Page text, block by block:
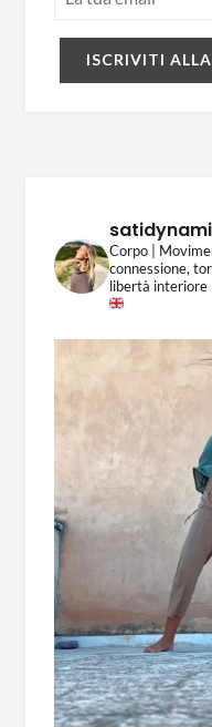
Corpo |
connessione,
libertà interiore